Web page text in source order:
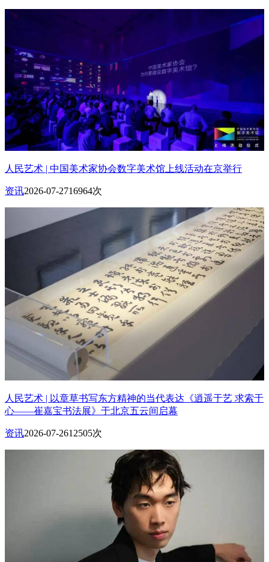
人民艺术 | 中国美术家协会数字美术馆上线活动在京举行
资讯2026-07-2716964次
人民艺术 | 以章草书写东方精神的当代表达《逍遥于艺 求索于
心——崔嘉宝书法展》于北京五云间启幕
资讯2026-07-2612505次